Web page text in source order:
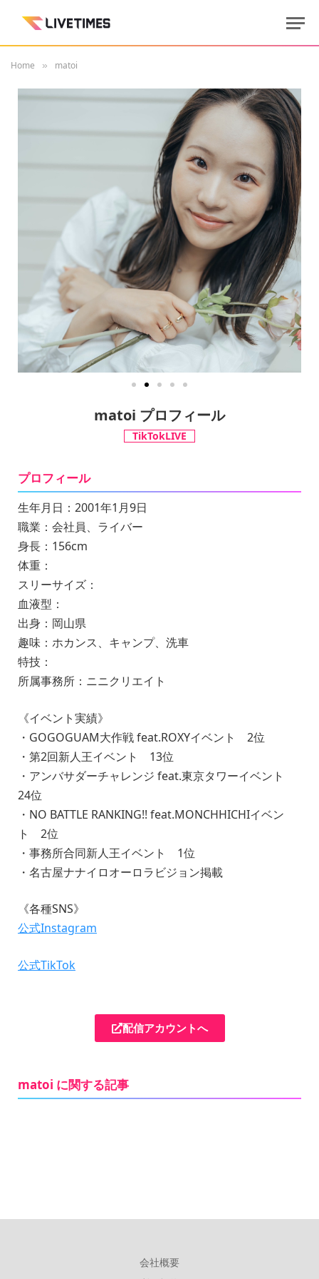
Home » matoi
matoi プロフィール
TikTokLIVE
プロフィール
生年月日：2001年1月9日
職業：会社員、ライバー
身長：156cm
体重：
スリーサイズ：
血液型：
出身：岡山県
趣味：ホカンス、キャンプ、洗車
特技：
所属事務所：ニニクリエイト
《イベント実績》
・GOGOGUAM大作戦 feat.ROXYイベント 2位
・第2回新人王イベント 13位
・アンバサダーチャレンジ feat.東京タワーイベント
24位
・NO BATTLE RANKING!! feat.MONCHHICHIイベン
ト 2位
・事務所合同新人王イベント 1位
・名古屋ナナイロオーロラビジョン掲載
《各種SNS》
公式Instagram
公式TikTok
配信アカウントへ
matoi に関する記事
会社概要